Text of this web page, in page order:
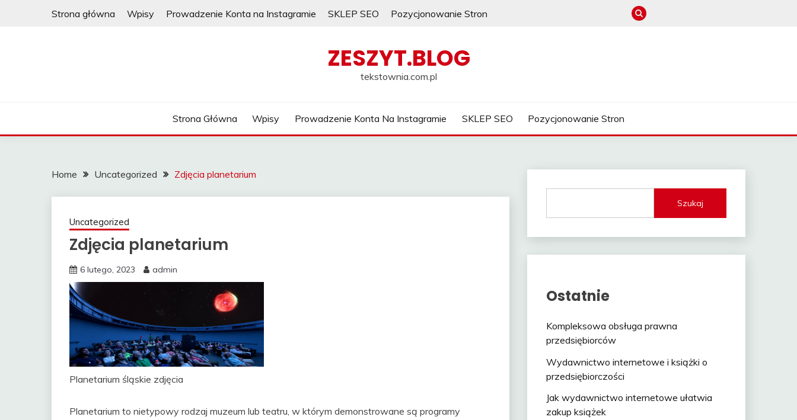
Strona główna Wpisy Prowadzenie Konta na Instagramie SKLEP SEO Pozycjonowanie Stron
ZESZYT.BLOG
tekstownia.com.pl
Strona Główna Wpisy Prowadzenie Konta Na Instagramie SKLEP SEO Pozycjonowanie Stron
Home Uncategorized Zdjęcia planetarium
Uncategorized
Zdjęcia planetarium
6 lutego, 2023 admin
Planetarium śląskie zdjęcia
Planetarium to nietypowy rodzaj muzeum lub teatru, w którym demonstrowane są programy
Szukaj
Ostatnie
Kompleksowa obsługa prawna
przedsiębiorców
Wydawnictwo internetowe i książki o
przedsiębiorczości
Jak wydawnictwo internetowe ułatwia
zakup książek